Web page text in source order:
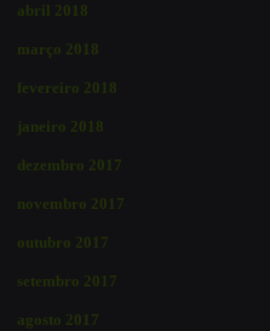
abril 2018
março 2018
fevereiro 2018
janeiro 2018
dezembro 2017
novembro 2017
outubro 2017
setembro 2017
agosto 2017